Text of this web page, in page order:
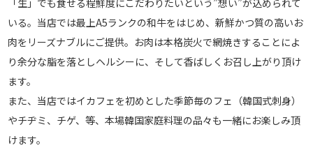
「生」でも食せる程鮮度にこだわりたいという”想い”が込められて
いる。当店では最上A5ランクの和牛をはじめ、新鮮かつ質の高いお
肉をリーズナブルにご提供。お肉は本格炭火で網焼きすることによ
り余分な脂を落としヘルシーに、そして香ばしくお召し上がり頂け
ます。
また、当店ではイカフェを初めとした季節毎のフェ（韓国式刺身）
やチヂミ、チゲ、等、本場韓国家庭料理の品々も一緒にお楽しみ頂
けます。